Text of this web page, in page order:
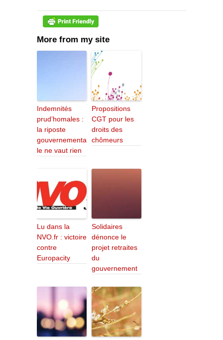
More from my site
Indemnités
prud’homales :
la riposte
gouvernementa
le ne vaut rien
Propositions
CGT pour les
droits des
chômeurs
Lu dans la
NVO.fr : victoire
contre
Europacity
Solidaires
dénonce le
projet retraites
du
gouvernement